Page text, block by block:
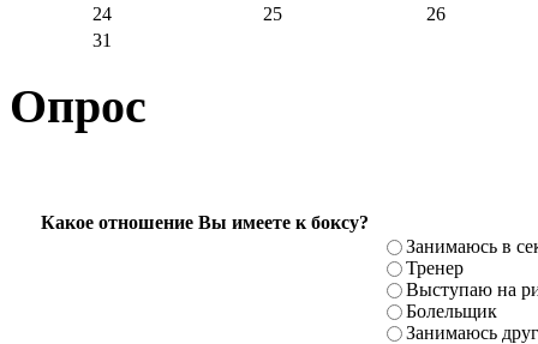
24
25
26
31
Опрос
Какое отношение Вы имеете к боксу?
Занимаюсь в
Тренер
Выступаю на
Болельщик
Занимаюсь